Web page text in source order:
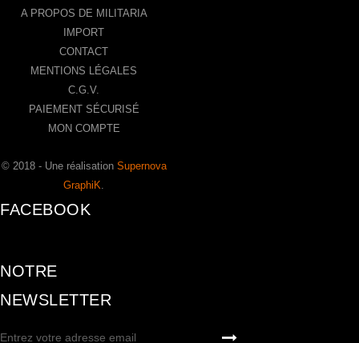
A PROPOS DE MILITARIA
IMPORT
CONTACT
MENTIONS LÉGALES
C.G.V.
PAIEMENT SÉCURISÉ
MON COMPTE
© 2018 - Une réalisation Supernova
GraphiK
FACEBOOK
NOTRE
NEWSLETTER